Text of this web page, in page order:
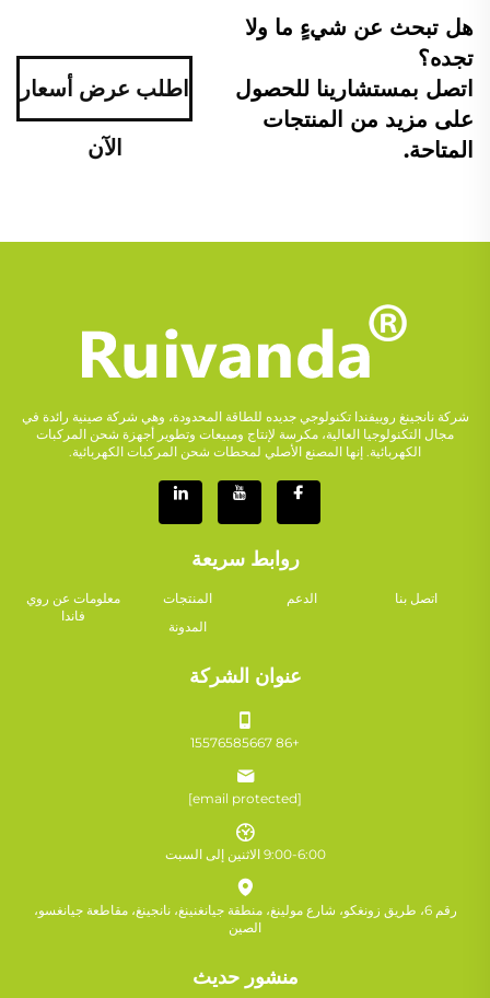
هل تبحث عن شيءٍ ما ولا
تجده؟
اتصل بمستشارينا للحصول
على مزيد من المنتجات
المتاحة.
اطلب عرض أسعار
الآن
شركة نانجينغ روييفندا تكنولوجي جديده للطاقة المحدودة، وهي شركة صينية رائدة في
مجال التكنولوجيا العالية، مكرسة لإنتاج ومبيعات وتطوير أجهزة شحن المركبات
الكهربائية. إنها المصنع الأصلي لمحطات شحن المركبات الكهربائية.
روابط سريعة
معلومات عن روي
فاندا
المنتجات الدعم
اتصل بنا
المدونة
عنوان الشركة
+86 15576585667
[email protected]
9:00-6:00 الاثنين إلى السبت
رقم 6، طريق زونغكو، شارع مولينغ، منطقة جيانغنينغ، نانجينغ، مقاطعة جيانغسو،
الصين
منشور حديث